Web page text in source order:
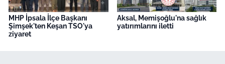
MHP İpsala İlçe Başkanı
Şimşek'ten Keşan TSO'ya
ziyaret
Aksal, Memişoğlu'na sağlık
yatırımlarını iletti